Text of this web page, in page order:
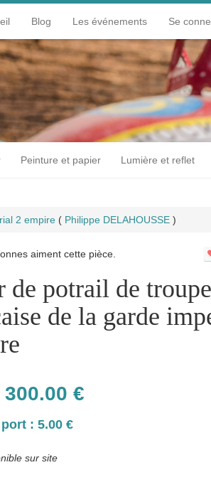
Blog Les événements Se
Peinture et papier Lumière et reflet
2 empire ( Philippe DELAHOUSSE )
aiment cette pièce.
de potrail de
de la garde
300.00 €
: 5.00 €
sur site